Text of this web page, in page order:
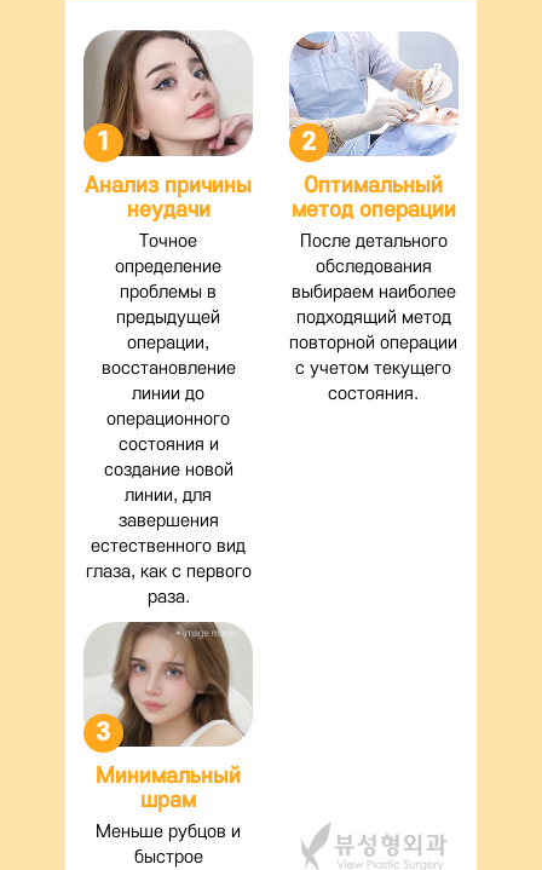
1
Анализ причины
неудачи
Точное
определение
проблемы в
предыдущей
операции,
восстановление
линии до
операционного
состояния и
создание новой
линии, для
завершения
естественного вид
глаза, как с первого
раза.
2
Оптимальный
метод операции
После детального
обследования
выбираем наиболее
подходящий метод
повторной операции
с учетом текущего
состояния.
3
Минимальный
шрам
Меньше рубцов и
быстрое